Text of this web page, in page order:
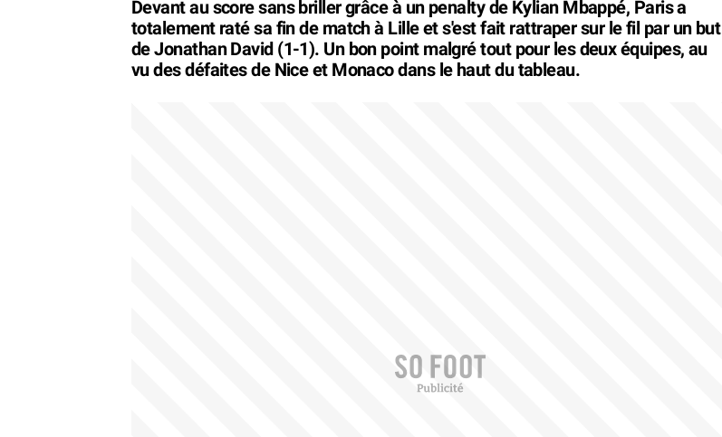
Devant au score sans briller grâce à un penalty de Kylian Mbappé, Paris a
totalement raté sa fin de match à Lille et s'est fait rattraper sur le fil par un but
de Jonathan David (1-1). Un bon point malgré tout pour les deux équipes, au
vu des défaites de Nice et Monaco dans le haut du tableau.